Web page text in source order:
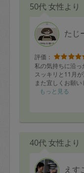
した。
スピード重視で品
ン、調理の方です。
50代 女性より
たじ
評価：
私の気持ちに沿っ
スッキリと11月
また宜しくお願い
もっと見る
40代 女性より
えす